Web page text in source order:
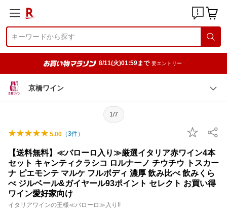
8/11(火)01:59まで 要エントリー
京橋ワイン
1/7
5.00 （3件）
【送料無料】≪バローロ入り≫厳選イタリア赤ワイン4本
セット キャンティクラシコ ロルナーノ チウチウ トスカー
ナ ピエモンテ マルケ フルボディ 濃厚 飲み比べ 飲みくら
べ ジルベール&ガイヤール93ポイント セレクト お買い得
ワイン愛好家向け
イタリアワインの王様≪バローロ≫入り!!